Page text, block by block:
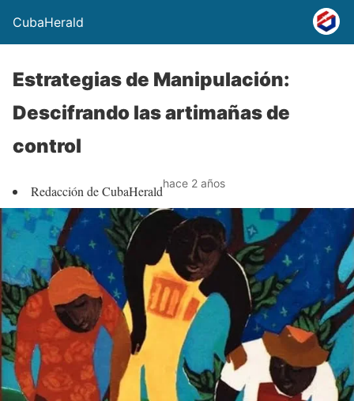
CubaHerald
Estrategias de Manipulación:
Descifrando las artimañas de
control
Redacción de CubaHeraldhace 2 años